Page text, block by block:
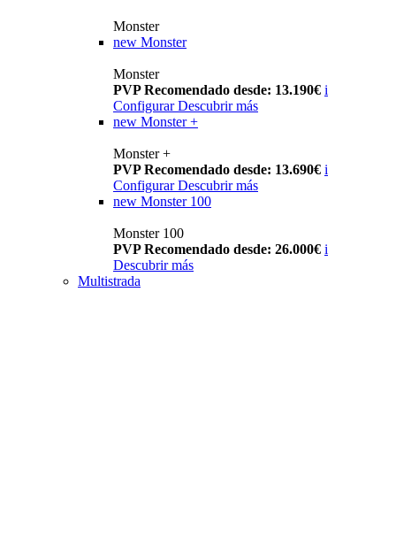
Monster
new Monster
Monster
PVP Recomendado desde: 13.190€ i
Configurar Descubrir más
new Monster +
Monster +
PVP Recomendado desde: 13.690€ i
Configurar Descubrir más
new Monster 100
Monster 100
PVP Recomendado desde: 26.000€ i
Descubrir más
Multistrada